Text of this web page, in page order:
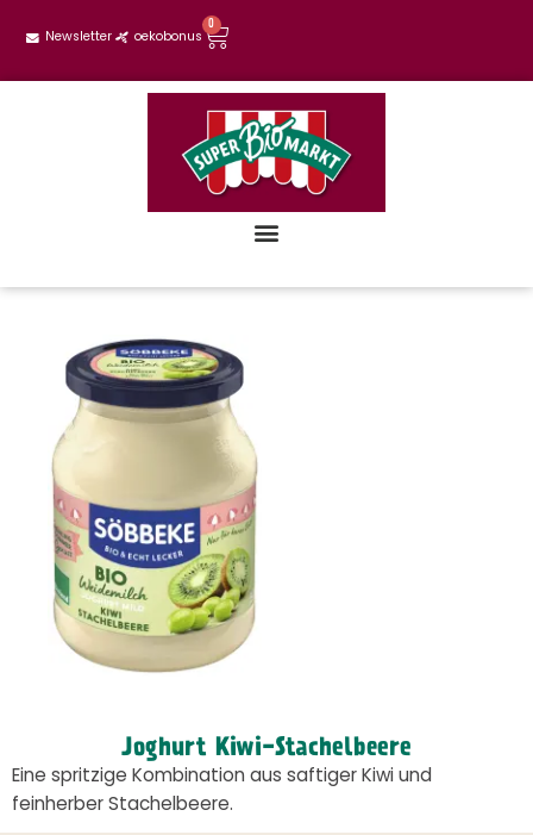
Newsletter oekobonus
0
Joghurt Kiwi-Stachelbeere
Eine spritzige Kombination aus saftiger Kiwi und
feinherber Stachelbeere.